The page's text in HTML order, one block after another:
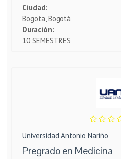
Ciudad:
Bogota, Bogotá
Duración:
10 SEMESTRES
Universidad Antonio Nariño
Pregrado en Medicina